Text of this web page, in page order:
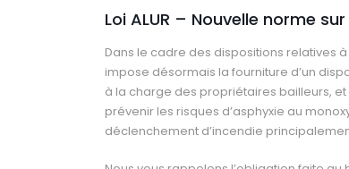
Loi ALUR – Nouvelle norme
Dans le cadre des dispositions relatives
impose désormais la fourniture d’un
à la charge des propriétaires bailleurs,
prévenir les risques d’asphyxie au
déclenchement d’incendie